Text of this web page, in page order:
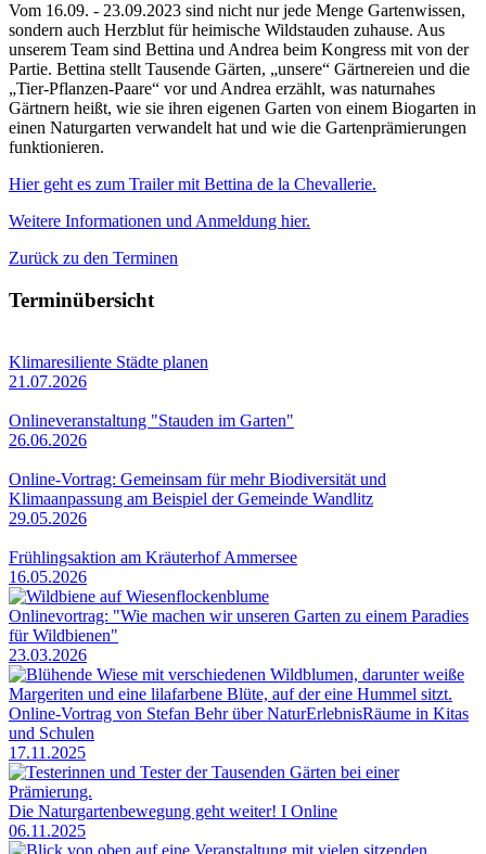
Vom 16.09. - 23.09.2023 sind nicht nur jede Menge Gartenwissen,
sondern auch Herzblut für heimische Wildstauden zuhause. Aus
unserem Team sind Bettina und Andrea beim Kongress mit von der
Partie. Bettina stellt Tausende Gärten, „unsere“ Gärtnereien und die
„Tier-Pflanzen-Paare“ vor und Andrea erzählt, was naturnahes
Gärtnern heißt, wie sie ihren eigenen Garten von einem Biogarten in
einen Naturgarten verwandelt hat und wie die Gartenprämierungen
funktionieren.
Hier geht es zum Trailer mit Bettina de la Chevallerie.
Weitere Informationen und Anmeldung hier.
Zurück zu den Terminen
Terminübersicht
Klimaresiliente Städte planen
21.07.2026
Onlineveranstaltung "Stauden im Garten"
26.06.2026
Online-Vortrag: Gemeinsam für mehr Biodiversität und
Klimaanpassung am Beispiel der Gemeinde Wandlitz
29.05.2026
Frühlingsaktion am Kräuterhof Ammersee
16.05.2026
Onlinevortrag: "Wie machen wir unseren Garten zu einem Paradies
für Wildbienen"
23.03.2026
Online-Vortrag von Stefan Behr über NaturErlebnisRäume in Kitas
und Schulen
17.11.2025
Die Naturgartenbewegung geht weiter! I Online
06.11.2025